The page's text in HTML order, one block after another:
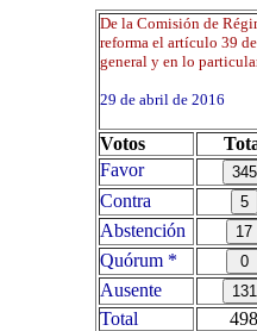
De la Comisión de
reforma el artículo 39
general y en lo
29 de abril de 2016
Votos
Favor
Contra
Abstención
Quórum *
Ausente
Total
498